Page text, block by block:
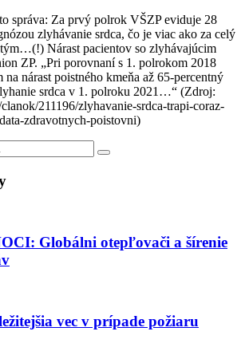
správa: Za prvý polrok VŠZP eviduje 28
zlyhávanie srdca, čo je viac ako za celý
Nárast pacientov so zlyhávajúcim
ZP. „Pri porovnaní s 1. polrokom 2018
nárast poistného kmeňa až 65-percentný
srdca v 1. polroku 2021…“ (Zdroj:
211196/zlyhavanie-srdca-trapi-coraz-
zdravotnych-poistovni)
Globálni otepľovači a šírenie
vec v prípade požiaru